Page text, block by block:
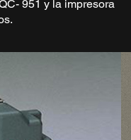
951 y la impresora